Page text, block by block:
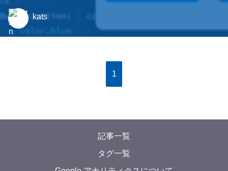
kats
1
記事一覧
タグ一覧